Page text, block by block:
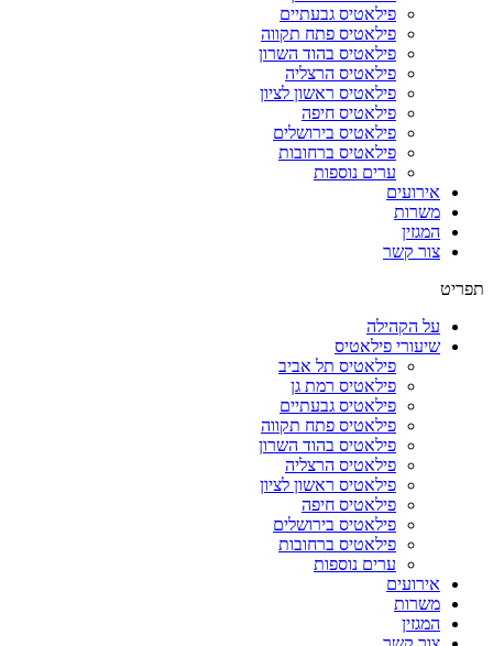
פילאטיס גבעתיים
פילאטיס פתח תקווה
פילאטיס בהוד השרון
פילאטיס הרצליה
פילאטיס ראשון לציון
פילאטיס חיפה
פילאטיס בירושלים
פילאטיס ברחובות
ערים נוספות
אירועים
משרות
המגזין
צור קשר
תפריט
על הקהילה
שיעורי פילאטיס
פילאטיס תל אביב
פילאטיס רמת גן
פילאטיס גבעתיים
פילאטיס פתח תקווה
פילאטיס בהוד השרון
פילאטיס הרצליה
פילאטיס ראשון לציון
פילאטיס חיפה
פילאטיס בירושלים
פילאטיס ברחובות
ערים נוספות
אירועים
משרות
המגזין